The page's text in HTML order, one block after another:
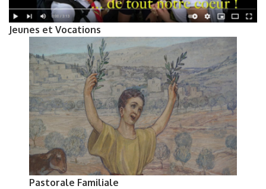
Jeunes et Vocations
Pastorale Familiale